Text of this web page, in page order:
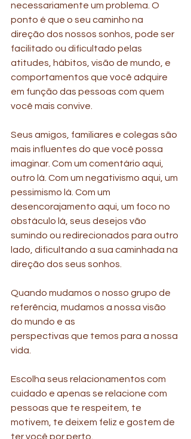
necessariamente um problema. O
ponto é que o seu caminho na
direção dos nossos sonhos, pode ser
facilitado ou dificultado pelas
atitudes, hábitos, visão de mundo, e
comportamentos que você adquire
em função das pessoas com quem
você mais convive.
Seus amigos, familiares e colegas são
mais influentes do que você possa
imaginar. Com um comentário aqui,
outro lá. Com um negativismo aqui, um
pessimismo lá. Com um
desencorajamento aqui, um foco no
obstáculo lá, seus desejos vão
sumindo ou redirecionados para outro
lado, dificultando a sua caminhada na
direção dos seus sonhos.
Quando mudamos o nosso grupo de
referência, mudamos a nossa visão
do mundo e as
perspectivas que temos para a nossa
vida.
Escolha seus relacionamentos com
cuidado e apenas se relacione com
pessoas que te respeitem, te
motivem, te deixem feliz e gostem de
ter você por perto.